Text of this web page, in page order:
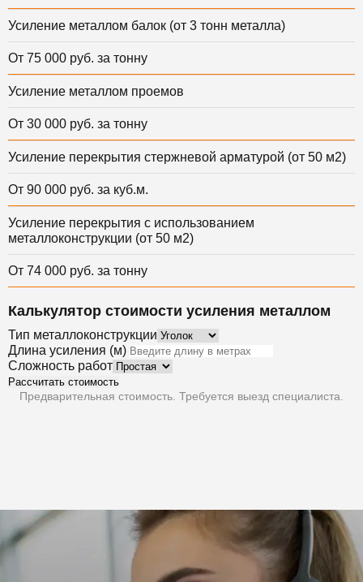
Усиление металлом балок (от 3 тонн металла)
От 75 000 руб. за тонну
Усиление металлом проемов
От 30 000 руб. за тонну
Усиление перекрытия стержневой арматурой (от 50 м2)
От 90 000 руб. за куб.м.
Усиление перекрытия с использованием
металлоконструкции (от 50 м2)
От 74 000 руб. за тонну
Калькулятор стоимости усиления металлом
Тип металлоконструкции
Длина усиления (м)
Сложность работ
Рассчитать стоимость
Предварительная стоимость. Требуется выезд специалиста.